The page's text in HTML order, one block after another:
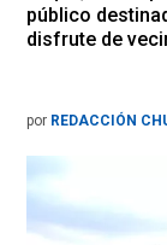
público
disfrute de
por REDACCIÓN